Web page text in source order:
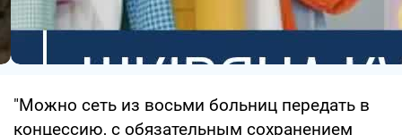
"Можно сеть из восьми больниц передать в
концессию, с обязательным сохранением